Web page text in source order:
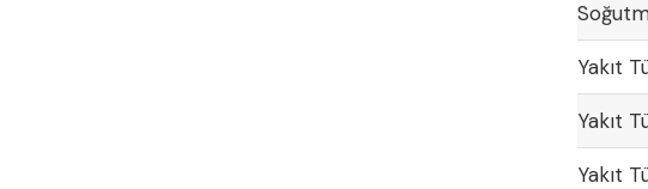
Yakıt
Yakıt
Yakıt